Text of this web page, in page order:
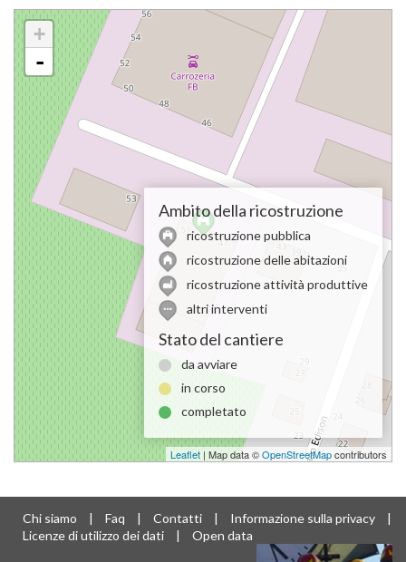
+
-
Ambito della ricostruzione
ricostruzione pubblica
ricostruzione delle abitazioni
ricostruzione attività produttive
altri interventi
Stato del cantiere
da avviare
in corso
completato
Leaflet | Map data ©OpenStreetMapcontributors
Chi siamo | Faq | Contatti | Informazione sulla privacy
|
Licenze di utilizzo dei dati
| Open data